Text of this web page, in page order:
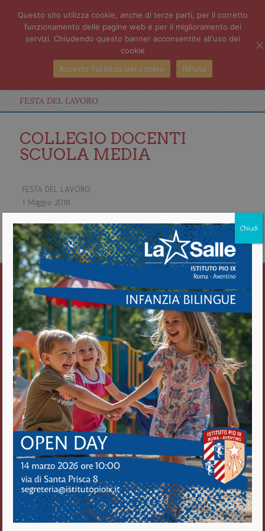
FESTA DEL LAVORO
COLLEGIO DOCENTI
SCUOLA MEDIA
FESTA DEL LAVORO
1 Maggio 2018
about FESTA DEL LAVORO
Vedi il calendario completo
Istituto Pio IX
Roma Aventino
Fratelli delle Scuole Cristiane
Chiudi
Questo sito utilizza cookie, anche di terze parti, per il corretto
funzionamento delle pagine web e per il miglioramento dei
servizi. Chiudendo questo banner acconsentite all'uso dei
cookie
Accetto l'utilizzo dei cookie
Rifiuta